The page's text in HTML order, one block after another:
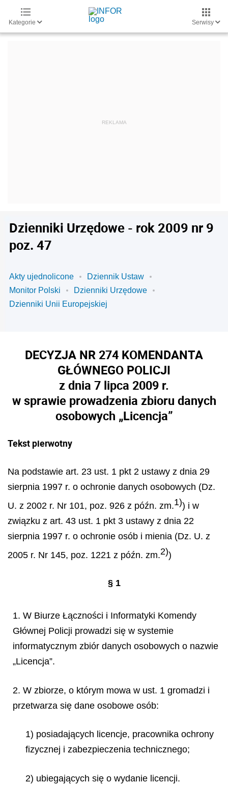
Kategorie Serwisy
Dzienniki Urzędowe - rok 2009 nr 9
poz. 47
Akty ujednolicone
Dziennik Ustaw
Monitor Polski
Dzienniki Urzędowe
Dzienniki Unii Europejskiej
DECYZJA NR 274 KOMENDANTA
GŁÓWNEGO POLICJI
z dnia 7 lipca 2009 r.
w sprawie prowadzenia zbioru danych
osobowych „Licencja”
Tekst pierwotny
Na podstawie art. 23 ust. 1 pkt 2 ustawy z dnia 29
sierpnia 1997 r. o ochronie danych osobowych (Dz.
U. z 2002 r. Nr 101, poz. 926 z późn. zm.1)) i w
związku z art. 43 ust. 1 pkt 3 ustawy z dnia 22
sierpnia 1997 r. o ochronie osób i mienia (Dz. U. z
2005 r. Nr 145, poz. 1221 z późn. zm.2))
§1
1. W Biurze Łączności i Informatyki Komendy
Głównej Policji prowadzi się w systemie
informatycznym zbiór danych osobowych o nazwie
„Licencja”.
2. W zbiorze, o którym mowa w ust. 1 gromadzi i
przetwarza się dane osobowe osób:
1) posiadających licencje, pracownika ochrony
fizycznej i zabezpieczenia technicznego;
2) ubiegających się o wydanie licencji.